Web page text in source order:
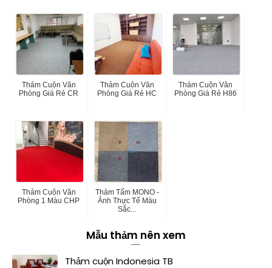
Thảm Cuộn Văn
Phòng Giá Rẻ CR
Thảm Cuộn Văn
Phòng Giá Rẻ HC
Thảm Cuộn Văn
Phòng Giá Rẻ H86
Thảm Cuộn Văn
Phòng 1 Màu CHP
Thảm Tấm MONO -
Ảnh Thực Tế Màu
Sắc...
Mẫu thảm nên xem
Thảm cuộn Indonesia TB